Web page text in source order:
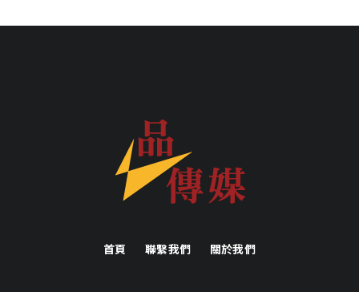
首頁 聯繫我們 關於我們